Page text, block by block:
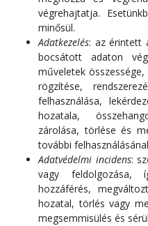
végrehajtatja.
minősül.
Adatkezelés: az érintett
bocsátott adaton
műveletek
rögzítése,
felhasználása,
hozatala,
zárolása, törlése és
további
Adatvédelmi incidens:
vagy feldolgozása,
hozzáférés,
hozatal, törlés vagy
megsemmisülés és